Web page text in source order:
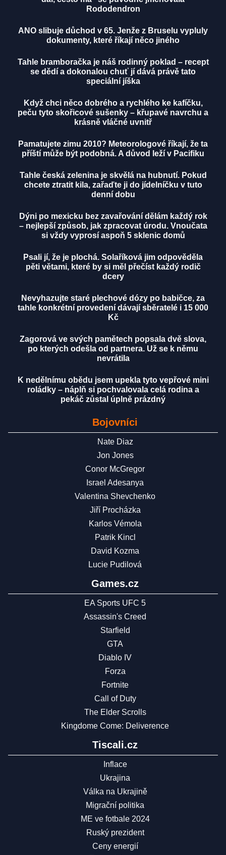
Rododendron
ANO slibuje důchod v 65. Jenže z Bruselu vypluly
dokumenty, které říkají něco jiného
Tahle bramboračka je náš rodinný poklad – recept
se dědí a dokonalou chuť jí dává právě tato
speciální jíška
Když chci něco dobrého a rychlého ke kafíčku,
peču tyto skořicové sušenky – křupavé navrchu a
krásně vláčné uvnitř
Pamatujete zimu 2010? Meteorologové říkají, že ta
příští může být podobná. A důvod leží v Pacifiku
Tahle česká zelenina je skvělá na hubnutí. Pokud
chcete ztratit kila, zařaďte ji do jídelníčku v tuto
denní dobu
Dýni po mexicku bez zavařování dělám každý rok
– nejlepší způsob, jak zpracovat úrodu. Vnoučata
si vždy vyprosí aspoň 5 sklenic domů
Psali jí, že je plochá. Solaříková jim odpověděla
pěti větami, které by si měl přečíst každý rodič
dcery
Nevyhazujte staré plechové dózy po babičce, za
tahle konkrétní provedení dávají sběratelé i 15 000
Kč
Zagorová ve svých pamětech popsala dvě slova,
po kterých odešla od partnera. Už se k němu
nevrátila
K nedělnímu obědu jsem upekla tyto vepřové mini
roládky – náplň si pochvalovala celá rodina a
pekáč zůstal úplně prázdný
Bojovníci
Nate Diaz
Jon Jones
Conor McGregor
Israel Adesanya
Valentina Shevchenko
Jiří Procházka
Karlos Vémola
Patrik Kincl
David Kozma
Lucie Pudilová
Games.cz
EA Sports UFC 5
Assassin's Creed
Starfield
GTA
Diablo IV
Forza
Fortnite
Call of Duty
The Elder Scrolls
Kingdome Come: Deliverence
Tiscali.cz
Inflace
Ukrajina
Válka na Ukrajině
Migrační politika
ME ve fotbale 2024
Ruský prezident
Ceny energií